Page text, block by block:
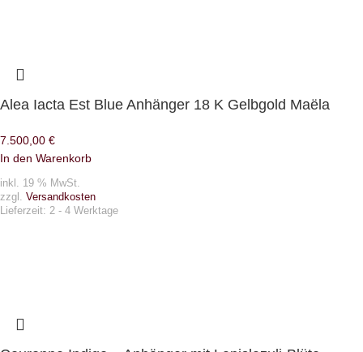
Alea Iacta Est Blue Anhänger 18 K Gelbgold Maëla
7.500,00 €
In den Warenkorb
inkl. 19 % MwSt.
zzgl. Versandkosten
Lieferzeit: 2 - 4 Werktage